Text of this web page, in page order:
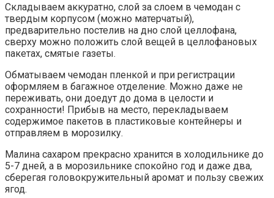
Складываем аккуратно, слой за слоем в чемодан с
твердым корпусом (можно матерчатый),
предварительно постелив на дно слой целлофана,
сверху можно положить слой вещей в целлофановых
пакетах, смятые газеты.
Обматываем чемодан пленкой и при регистрации
оформляем в багажное отделение. Можно даже не
переживать, они доедут до дома в целости и
сохранности! Прибыв на место, перекладываем
содержимое пакетов в пластиковые контейнеры и
отправляем в морозилку.
Малина сахаром прекрасно хранится в холодильнике до
5-7 дней, а в морозильнике спокойно год и даже два,
сберегая головокружительный аромат и пользу свежих
ягод.